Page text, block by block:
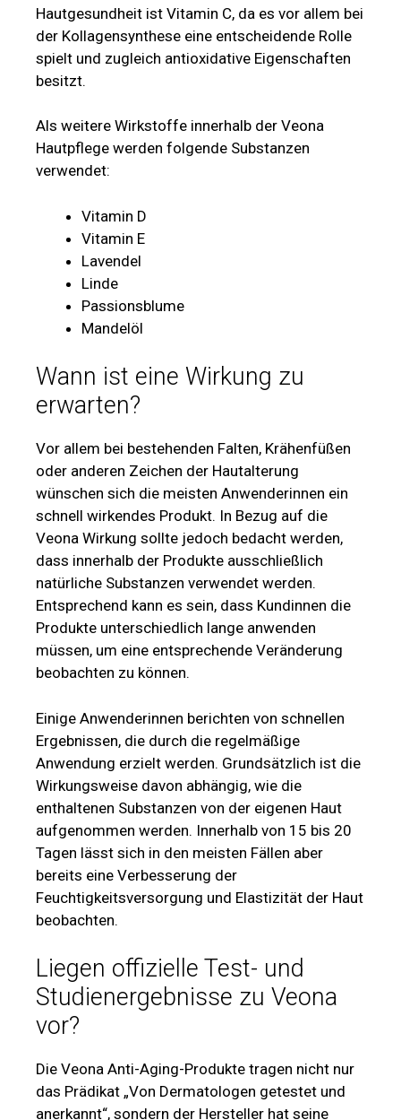
Hautgesundheit ist Vitamin C, da es vor allem bei
der Kollagensynthese eine entscheidende Rolle
spielt und zugleich antioxidative Eigenschaften
besitzt.
Als weitere Wirkstoffe innerhalb der Veona
Hautpflege werden folgende Substanzen
verwendet:
Vitamin D
Vitamin E
Lavendel
Linde
Passionsblume
Mandelöl
Wann ist eine Wirkung zu
erwarten?
Vor allem bei bestehenden Falten, Krähenfüßen
oder anderen Zeichen der Hautalterung
wünschen sich die meisten Anwenderinnen ein
schnell wirkendes Produkt. In Bezug auf die
Veona Wirkung sollte jedoch bedacht werden,
dass innerhalb der Produkte ausschließlich
natürliche Substanzen verwendet werden.
Entsprechend kann es sein, dass Kundinnen die
Produkte unterschiedlich lange anwenden
müssen, um eine entsprechende Veränderung
beobachten zu können.
Einige Anwenderinnen berichten von schnellen
Ergebnissen, die durch die regelmäßige
Anwendung erzielt werden. Grundsätzlich ist die
Wirkungsweise davon abhängig, wie die
enthaltenen Substanzen von der eigenen Haut
aufgenommen werden. Innerhalb von 15 bis 20
Tagen lässt sich in den meisten Fällen aber
bereits eine Verbesserung der
Feuchtigkeitsversorgung und Elastizität der Haut
beobachten.
Liegen offizielle Test- und
Studienergebnisse zu Veona
vor?
Die Veona Anti-Aging-Produkte tragen nicht nur
das Prädikat „Von Dermatologen getestet und
anerkannt“, sondern der Hersteller hat seine